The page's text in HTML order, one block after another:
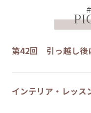
第42回 引っ越し後
インテリア・レッ